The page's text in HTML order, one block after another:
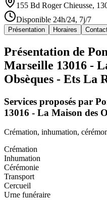
155 Bd Roger Chieusse,
Disponible 24h/24, 7j/7
Présentation Horaires
Présentation de
Marseille 13016 -
Obsèques - Ets La
Services proposés par
13016 - La Maison des
Crémation, inhumation,
Crémation
Inhumation
Cérémonie
Transport
Cercueil
Urne funéraire